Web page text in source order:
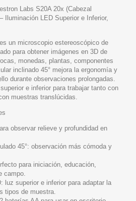
Labs S20A 20x (Cabezal
Iluminación LED Superior e Inferior,
un microscopio estereoscópico de
para obtener imágenes en 3D de
monedas, plantas, componentes
inclinado 45° mejora la ergonomía y
durante observaciones prolongadas.
e inferior para trabajar tanto con
muestras translúcidas.
observar relieve y profundidad en
45°: observación más cómoda y
para iniciación, educación,
campo.
luz superior e inferior para adaptar la
tipos de muestra.